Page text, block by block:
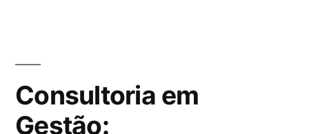
Consultoria em
Gestão: